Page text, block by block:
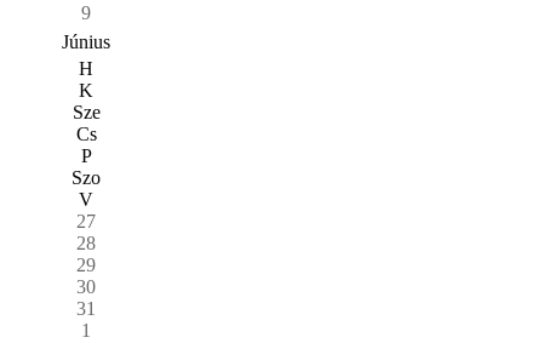
9
Június
H
K
Sze
Cs
P
Szo
V
27
28
29
30
31
1